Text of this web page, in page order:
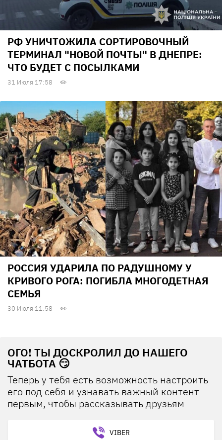
РФ УНИЧТОЖИЛА СОРТИРОВОЧНЫЙ
ТЕРМИНАЛ "НОВОЙ ПОЧТЫ" В ДНЕПРЕ:
ЧТО БУДЕТ С ПОСЫЛКАМИ
31 Июля 17:58
РОССИЯ УДАРИЛА ПО РАДУШНОМУ У
КРИВОГО РОГА: ПОГИБЛА МНОГОДЕТНАЯ
СЕМЬЯ
30 Июля 11:58
ОГО! ТЫ ДОСКРОЛИЛ ДО НАШЕГО
ЧАТБОТА 😏
Теперь у тебя есть возможность настроить
его под себя и узнавать важный контент
первым, чтобы рассказывать друзьям
VIBER